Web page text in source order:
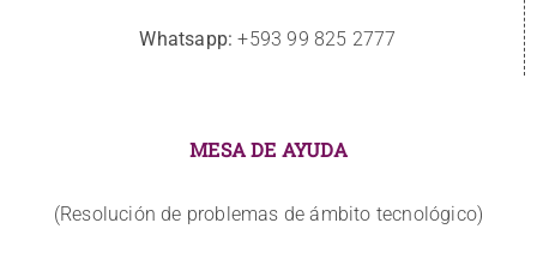
Whatsapp: +593 99 825 2777
MESA DE AYUDA
(Resolución de problemas de ámbito tecnológico)